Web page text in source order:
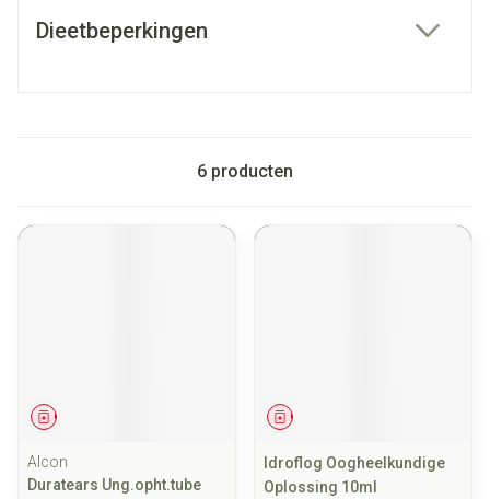
Dieetbeperkingen
6 producten
Geneesmiddel
Alcon
Duratears Ung.opht.tube
Geneesmiddel
Idroflog Oogheelkundige
Oplossing 10ml